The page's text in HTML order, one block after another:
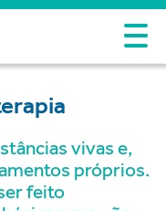
vivas e,
próprios.
feito